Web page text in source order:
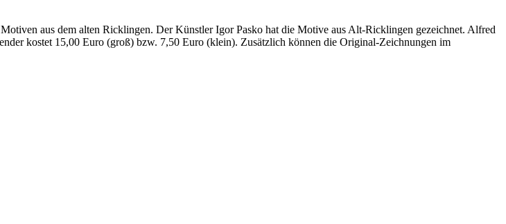
aus dem alten Ricklingen. Der Künstler Igor Pasko hat die Motive aus Alt-Ricklingen gezeichnet. Alfred
kostet 15,00 Euro (groß) bzw. 7,50 Euro (klein). Zusätzlich können die Original-Zeichnungen im